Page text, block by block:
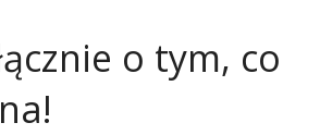
o tym, co